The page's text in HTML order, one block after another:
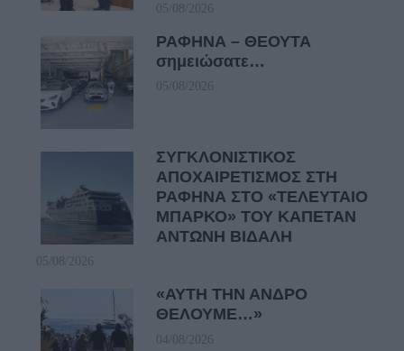
05/08/2026
ΡΑΦΗΝΑ – ΘΕΟΥΤΑ
σημειώσατε…
05/08/2026
ΣΥΓΚΛΟΝΙΣΤΙΚΟΣ
ΑΠΟΧΑΙΡΕΤΙΣΜΟΣ ΣΤΗ
ΡΑΦΗΝΑ ΣΤΟ «ΤΕΛΕΥΤΑΙΟ
ΜΠΑΡΚΟ» ΤΟΥ ΚΑΠΕΤΑΝ
ΑΝΤΩΝΗ ΒΙΔΑΛΗ
05/08/2026
«ΑΥΤΗ ΤΗΝ ΑΝΔΡΟ
ΘΕΛΟΥΜΕ…»
04/08/2026